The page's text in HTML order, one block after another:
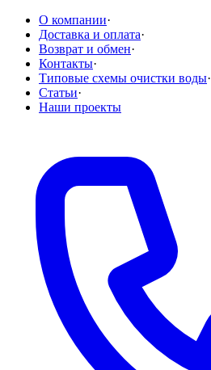
О компании·
Доставка и оплата·
Возврат и обмен·
Контакты·
Типовые схемы очистки воды·
Статьи·
Наши проекты